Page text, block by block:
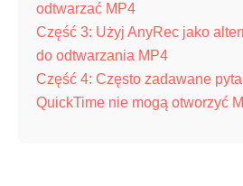
odtwarzać MP4
Część 3: Użyj AnyRec jako
do odtwarzania MP4
Część 4: Często zadawane
QuickTime nie mogą otworzyć